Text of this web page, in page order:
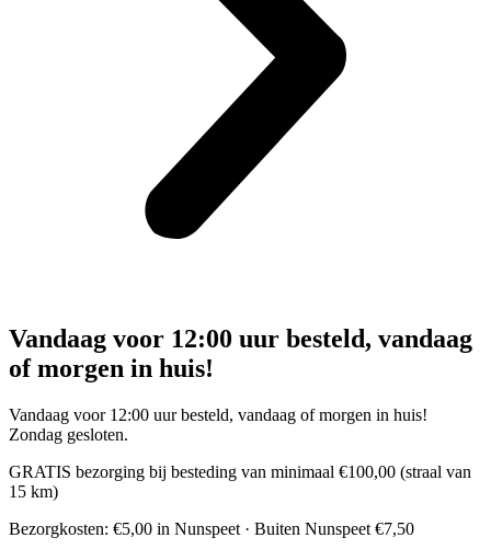
Vandaag voor 12:00 uur besteld, vandaag
of morgen in huis!
Vandaag voor 12:00 uur besteld, vandaag of morgen in huis!
Zondag gesloten.
GRATIS bezorging bij besteding van minimaal €100,00 (straal van
15 km)
Bezorgkosten: €5,00 in Nunspeet · Buiten Nunspeet €7,50